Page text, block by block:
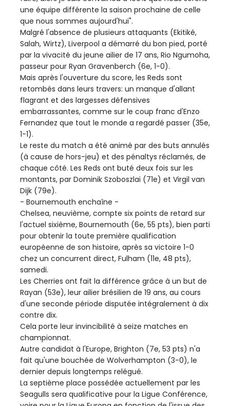
une équipe différente la saison prochaine de celle
que nous sommes aujourd'hui".
Malgré l'absence de plusieurs attaquants (Ekitiké,
Salah, Wirtz), Liverpool a démarré du bon pied, porté
par la vivacité du jeune ailier de 17 ans, Rio Ngumoha,
passeur pour Ryan Gravenberch (6e, 1-0).
Mais après l'ouverture du score, les Reds sont
retombés dans leurs travers: un manque d'allant
flagrant et des largesses défensives
embarrassantes, comme sur le coup franc d'Enzo
Fernandez que tout le monde a regardé passer (35e,
1-1).
Le reste du match a été animé par des buts annulés
(à cause de hors-jeu) et des pénaltys réclamés, de
chaque côté. Les Reds ont buté deux fois sur les
montants, par Dominik Szoboszlai (71e) et Virgil van
Dijk (79e).
- Bournemouth enchaîne -
Chelsea, neuvième, compte six points de retard sur
l'actuel sixième, Bournemouth (6e, 55 pts), bien parti
pour obtenir la toute première qualification
européenne de son histoire, après sa victoire 1-0
chez un concurrent direct, Fulham (11e, 48 pts),
samedi.
Les Cherries ont fait la différence grâce à un but de
Rayan (53e), leur ailier brésilien de 19 ans, au cours
d'une seconde période disputée intégralement à dix
contre dix.
Cela porte leur invincibilité à seize matches en
championnat.
Autre candidat à l'Europe, Brighton (7e, 53 pts) n'a
fait qu'une bouchée de Wolverhampton (3-0), le
dernier depuis longtemps relégué.
La septième place possédée actuellement par les
Seagulls sera qualificative pour la Ligue Conférence,